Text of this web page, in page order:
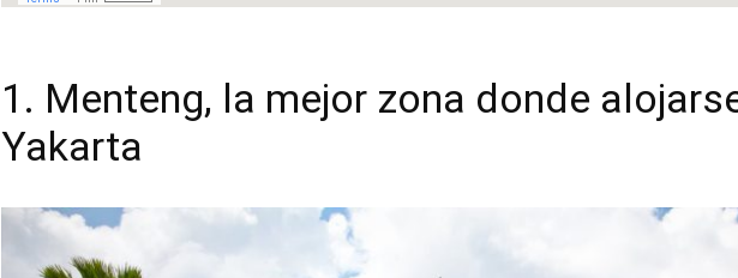
1. Menteng, la mejor zona donde
Yakarta